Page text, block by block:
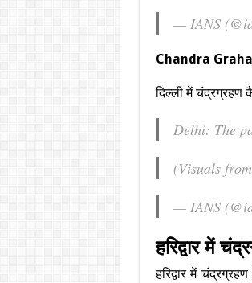
— IANS
Chandra
दिल्ली में चंद्रग्रहण
Delhi: The
(Visuals
— IANS
हरिद्वार में
हरिद्वार में